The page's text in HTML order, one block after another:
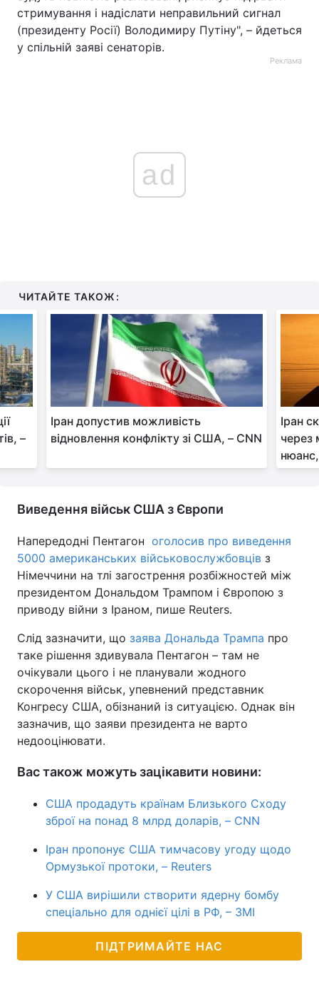
стримування і надіслати неправильний сигнал
(президенту Росії) Володимиру Путіну", – йдеться
у спільній заяві сенаторів.
Реклама
ad
ЧИТАЙТЕ ТАКОЖ:
–
Іран допустив можливість
відновлення конфлікту зі США, – CNN
Іран
через
Виведення військ США з Європи
Напередодні Пентагон оголосив про виведення
5000 американських військовослужбовців з
Німеччини на тлі загострення розбіжностей між
президентом Дональдом Трампом і Європою з
приводу війни з Іраном, пише Reuters.
Слід зазначити, що заява Дональда Трампа про
таке рішення здивувала Пентагон – там не
очікували цього і не планували жодного
скорочення військ, упевнений представник
Конгресу США, обізнаний із ситуацією. Однак він
зазначив, що заяви президента не варто
недооцінювати.
Вас також можуть зацікавити новини:
США продадуть країнам Близького Сходу
зброї на понад 8 млрд доларів, – CNN
Іран пропонує США тимчасову угоду щодо
Ормузької протоки, – Reuters
У США вирішили створити ядерну бомбу
спеціально для однієї цілі в РФ, – ЗМІ
ПІДТРИМАЙТЕ НАС